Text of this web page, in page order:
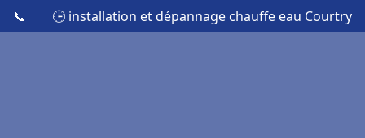
📞 🕒 installation et dépannage chauffe eau Courtry